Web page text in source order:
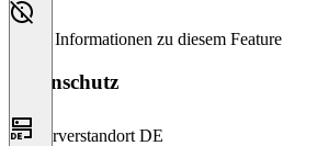
Keine Informationen zu diesem Feature
Datenschutz
Serverstandort DE